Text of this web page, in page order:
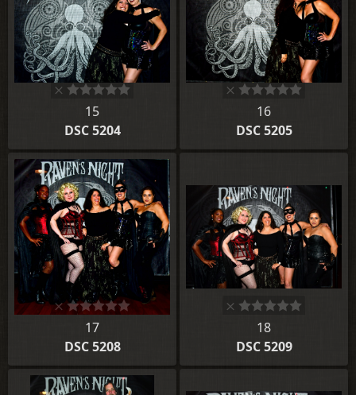
15
DSC 5204
16
DSC 5205
17
DSC 5208
18
DSC 5209